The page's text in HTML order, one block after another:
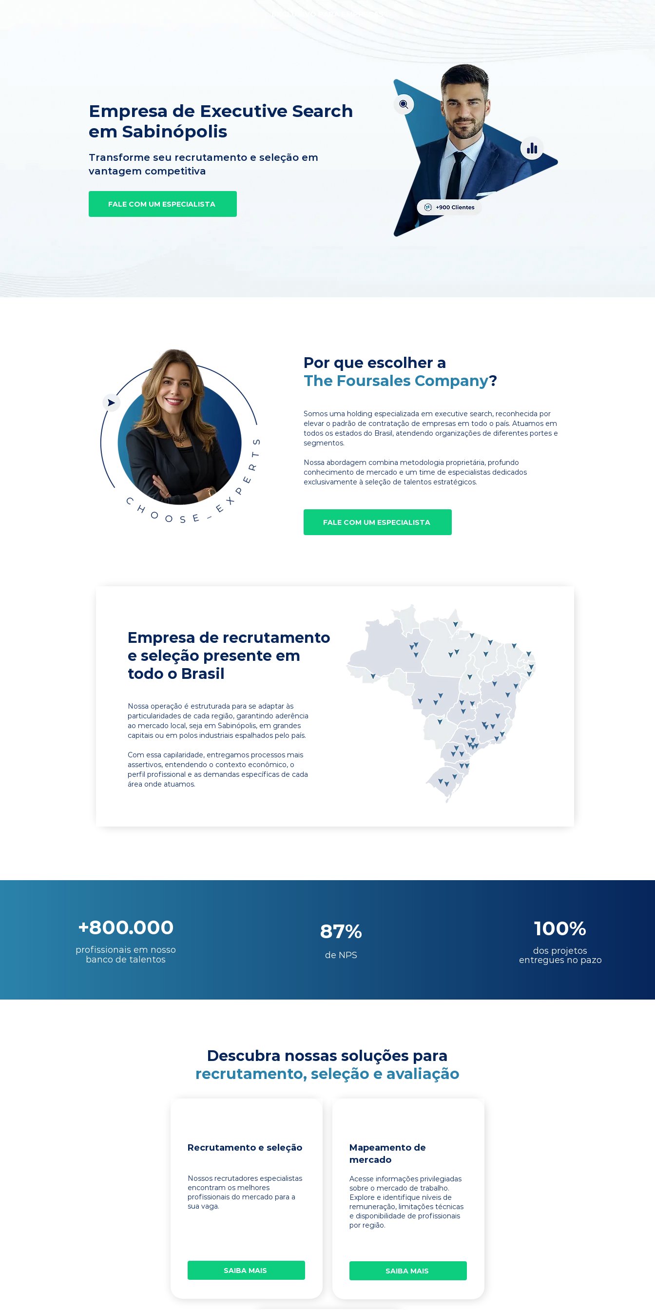
Empresa de Executive Search
em Sabinópolis
Transforme seu recrutamento e seleção em
vantagem competitiva
FALE COM UM ESPECIALISTA
Por que escolher a
The Foursales Company?
Somos uma holding especializada em executive search, reconhecida por
elevar o padrão de contratação de empresas em todo o país. Atuamos em
todos os estados do Brasil, atendendo organizações de diferentes portes e
segmentos.
Nossa abordagem combina metodologia proprietária, profundo
conhecimento de mercado e um time de especialistas dedicados
exclusivamente à seleção de talentos estratégicos.
FALE COM UM ESPECIALISTA
Empresa de recrutamento
e seleção presente em
todo o Brasil
Nossa operação é estruturada para se adaptar às
particularidades de cada região, garantindo aderência
ao mercado local, seja em Sabinópolis, em grandes
capitais ou em polos industriais espalhados pelo país.
Com essa capilaridade, entregamos processos mais
assertivos, entendendo o contexto econômico, o
perfil profissional e as demandas específicas de cada
área onde atuamos.
+800.000
profissionais em nosso
banco de talentos
87%
de NPS
100%
dos projetos
entregues no pazo
Descubra nossas soluções para
recrutamento, seleção e avaliação
Recrutamento e seleção
Nossos recrutadores especialistas
encontram os melhores
profissionais do mercado para a
sua vaga.
SAIBA MAIS
Mapeamento de
mercado
Acesse informações privilegiadas
sobre o mercado de trabalho.
Explore e identifique níveis de
remuneração, limitações técnicas
e disponibilidade de profissionais
por região.
SAIBA MAIS